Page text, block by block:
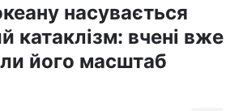
насувається
катаклізм: вчені вже
його масштаб